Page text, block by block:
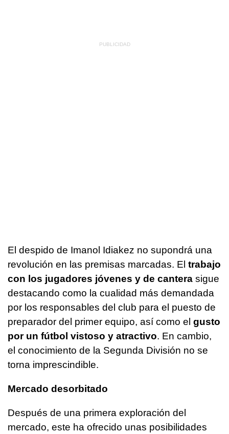
El despido de Imanol Idiakez no supondrá una
revolución en las premisas marcadas. El trabajo
con los jugadores jóvenes y de cantera sigue
destacando como la cualidad más demandada
por los responsables del club para el puesto de
preparador del primer equipo, así como el gusto
por un fútbol vistoso y atractivo. En cambio,
el conocimiento de la Segunda División no se
torna imprescindible.
Mercado desorbitado
Después de una primera exploración del
mercado, este ha ofrecido unas posibilidades